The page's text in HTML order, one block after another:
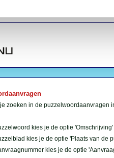
zoeken in de puzzelwoordaanvragen
kies je de optie 'Omschrijving'
kies je de optie 'Plaats van de
kies je de optie